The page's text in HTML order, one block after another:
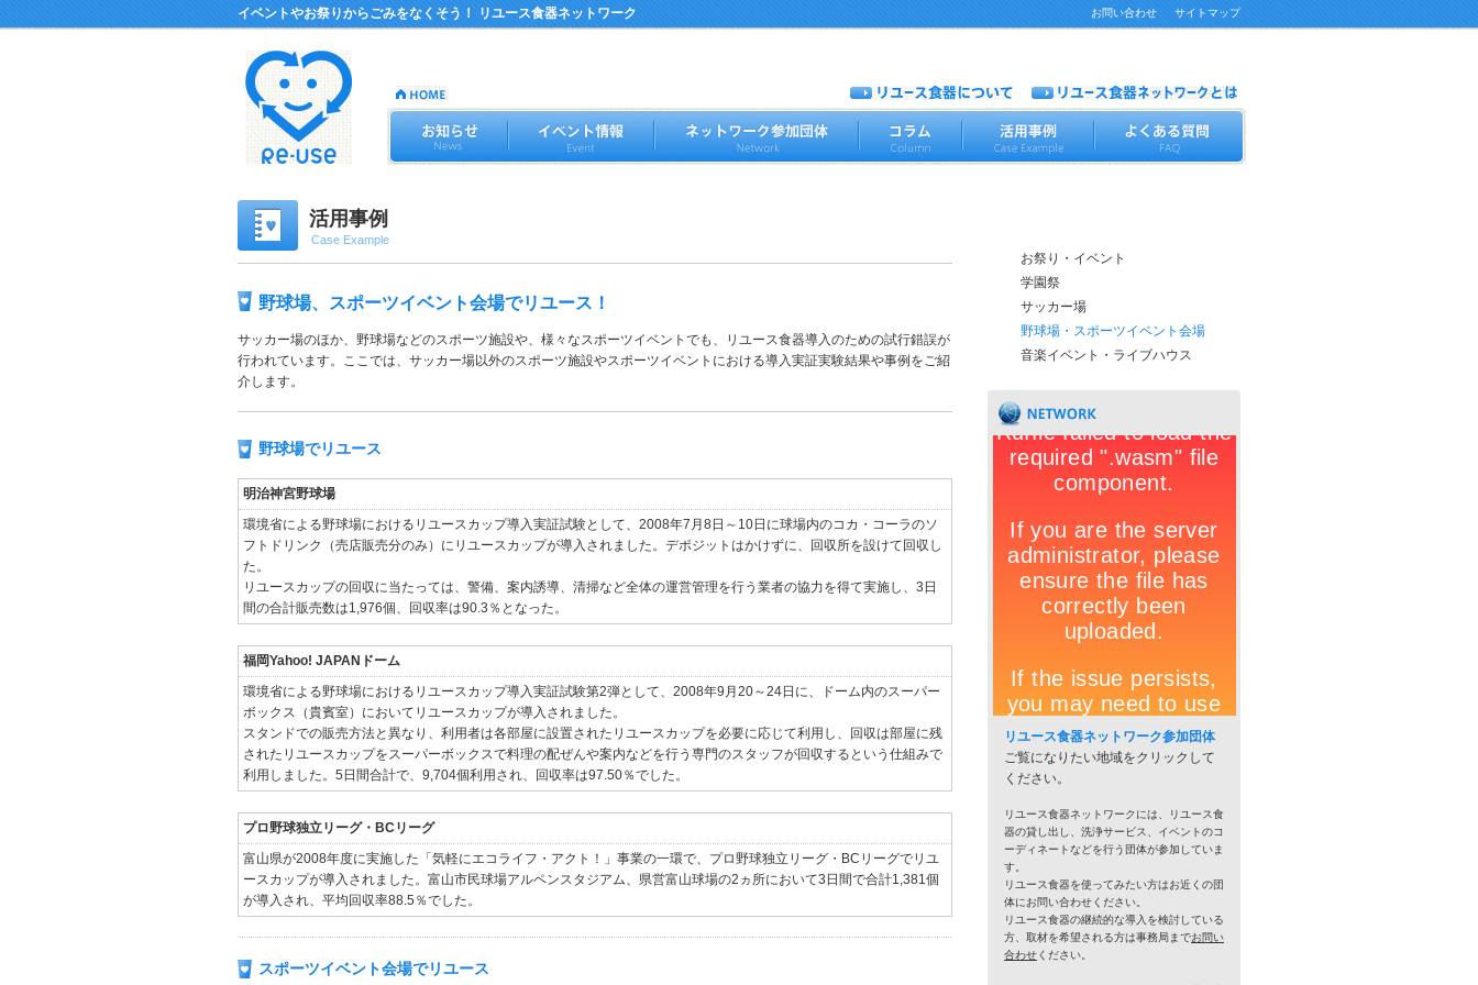
イベントやお祭りからごみをなくそう！ リユース食器ネットワーク サイトマップ
お問い合わせ
活用事例
Case Example
野球場、スポーツイベント会場でリユース！
サッカー場のほか、野球場などのスポーツ施設や、様々なスポーツイベントでも、リユース食器導入のための試行錯誤が
行われています。ここでは、サッカー場以外のスポーツ施設やスポーツイベントにおける導入実証実験結果や事例をご紹
介します。
野球場でリユース
明治神宮野球場
環境省による野球場におけるリユースカップ導入実証試験として、2008年7月8日～10日に球場内のコカ・コーラのソ
フトドリンク（売店販売分のみ）にリユースカップが導入されました。デポジットはかけずに、回収所を設けて回収し
た。
リユースカップの回収に当たっては、警備、案内誘導、清掃など全体の運営管理を行う業者の協力を得て実施し、3日
間の合計販売数は1,976個、回収率は90.3％となった。
福岡Yahoo! JAPANドーム
環境省による野球場におけるリユースカップ導入実証試験第2弾として、2008年9月20～24日に、ドーム内のスーパー
ボックス（貴賓室）においてリユースカップが導入されました。
スタンドでの販売方法と異なり、利用者は各部屋に設置されたリユースカップを必要に応じて利用し、回収は部屋に残
されたリユースカップをスーパーボックスで料理の配ぜんや案内などを行う専門のスタッフが回収するという仕組みで
利用しました。5日間合計で、9,704個利用され、回収率は97.50％でした。
プロ野球独立リーグ・BCリーグ
富山県が2008年度に実施した「気軽にエコライフ・アクト！」事業の一環で、プロ野球独立リーグ・BCリーグでリユ
ースカップが導入されました。富山市民球場アルペンスタジアム、県営富山球場の2ヵ所において3日間で合計1,381個
が導入され、平均回収率88.5％でした。
スポーツイベント会場でリユース
お祭り・イベント
学園祭
サッカー場
野球場・スポーツイベント会場
音楽イベント・ライブハウス
リユース食器ネットワーク参加団体
ご覧になりたい地域をクリックして
ください。
リユース食器ネットワークには、リユース食
器の貸し出し、洗浄サービス、イベントのコ
ーディネートなどを行う団体が参加していま
す。
リユース食器を使ってみたい方はお近くの団
体にお問い合わせください。
リユース食器の継続的な導入を検討している
方、取材を希望される方は事務局までお問い
合わせください。